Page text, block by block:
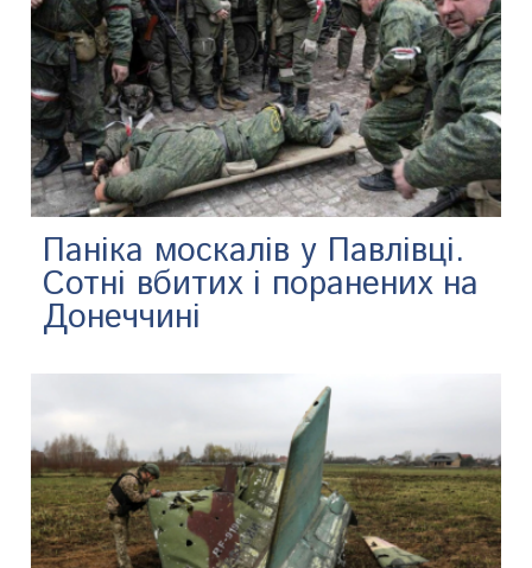
Паніка москалів у Павлівці.
Сотні вбитих і поранених на
Донеччині